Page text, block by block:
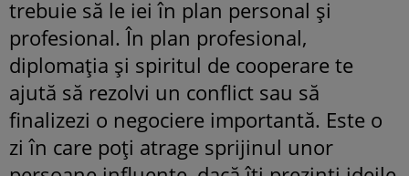
trebuie să le iei în plan personal și
profesional. În plan profesional,
diplomația și spiritul de cooperare te
ajută să rezolvi un conflict sau să
finalizezi o negociere importantă. Este o
zi în care poți atrage sprijinul unor